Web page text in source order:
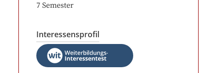
7 Semester
Interessensprofil